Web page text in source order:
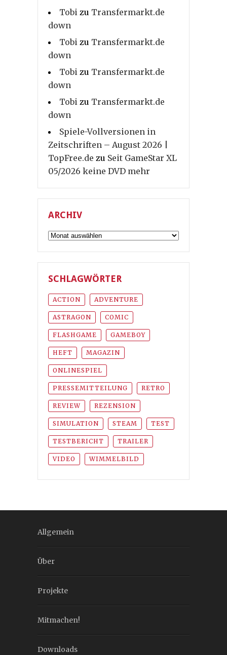
Tobi zu Transfermarkt.de
down
Tobi zu Transfermarkt.de
down
Tobi zu Transfermarkt.de
down
Tobi zu Transfermarkt.de
down
Spiele-Vollversionen in
Zeitschriften – August 2026 |
TopFree.de zu Seit GameStar XL
05/2026 keine DVD mehr
ARCHIV
Archiv
SCHLAGWÖRTER
ACTION ADVENTURE
ASTRAGON COMIC
FLASHGAME GAMEBOY
HEFT MAGAZIN
ONLINESPIEL
PRESSEMITTEILUNG RETRO
REVIEW REZENSION
SIMULATION STEAM TEST
TESTBERICHT TRAILER
VIDEO WIMMELBILD
Allgemein
Über
Projekte
Mitmachen!
Downloads